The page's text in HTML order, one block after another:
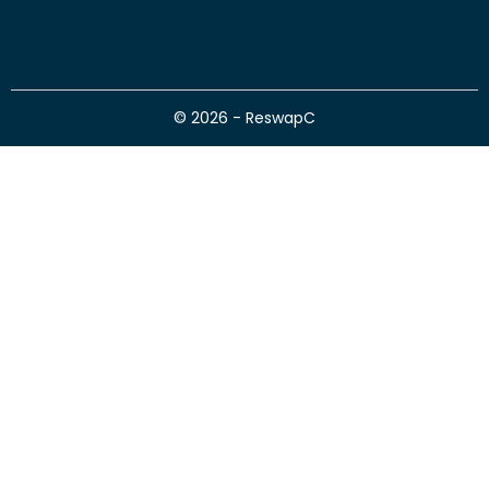
© 2026 - ReswapC